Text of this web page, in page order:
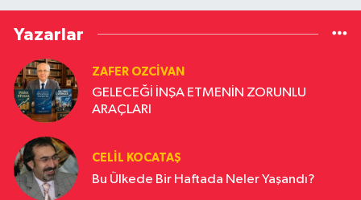
Yazarlar
ZAFER OZCIVAN
GELECEĞİ İNŞA ETMENİN ZORUNLU
ARAÇLARI
CELIL KOCATAŞ
Bu Ülkede Bir Haftada Neler Yaşandı?